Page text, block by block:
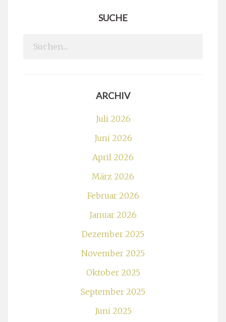
SUCHE
Search
ARCHIV
Juli 2026
Juni 2026
April 2026
März 2026
Februar 2026
Januar 2026
Dezember 2025
November 2025
Oktober 2025
September 2025
Juni 2025